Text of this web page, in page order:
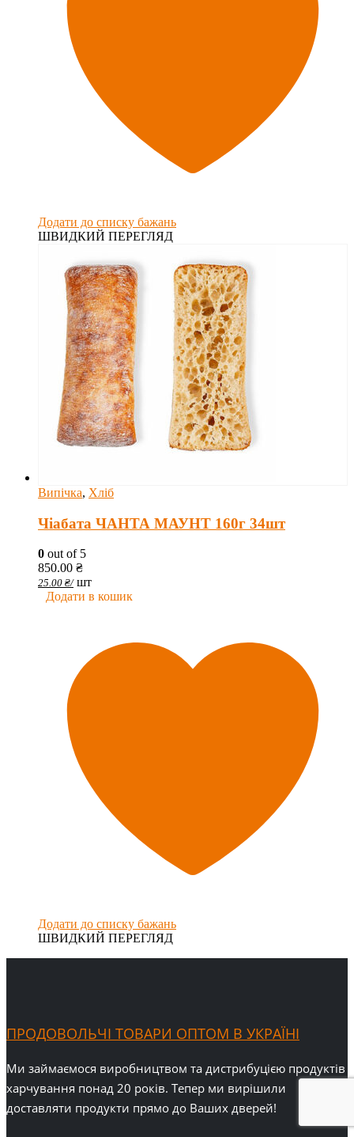
Додати до списку бажань
ШВИДКИЙ ПЕРЕГЛЯД
Випічка, Хліб
Чіабата ЧАНТА МАУНТ 160г 34шт
0 out of 5
850.00 ₴
25.00 ₴/ шт
Додати в кошик
Додати до списку бажань
ШВИДКИЙ ПЕРЕГЛЯД
ПРОДОВОЛЬЧІ ТОВАРИ ОПТОМ В УКРАЇНІ
Ми займаємося виробництвом та дистрибуцією продуктів
харчування понад 20 років. Тепер ми вирішили
доставляти продукти прямо до Ваших дверей!